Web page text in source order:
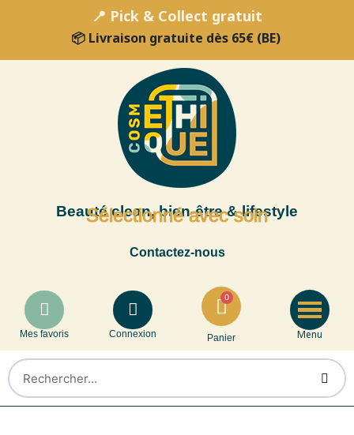
📍 Pick & Collect gratuit
📦 Livraison gratuite dès 65€ (BE)
Beauté clean, bien-être & lifestyle
Sélectionné avec soin
Contactez-nous
Mes favoris Connexion Panier Menu